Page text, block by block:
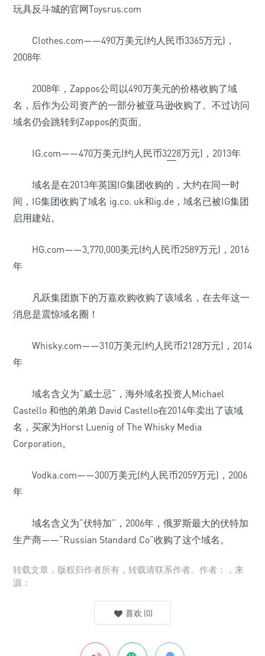
玩具反斗城的官网Toysrus.com
Clothes.com——490万美元(约人民币3365万元)，
2008年
2008年，Zappos公司以490万美元的价格收购了域
名，后作为公司资产的一部分被亚马逊收购了。不过访问
域名仍会跳转到Zappos的页面。
IG.com——470万美元(约人民币3228万元)，2013年
域名是在2013年英国IG集团收购的，大约在同一时
间，IG集团收购了域名 ig.co. uk和ig.de，域名已被IG集团
启用建站。
HG.com——3,770,000美元(约人民币2589万元)，2016
年
凡跃集团旗下的万嘉欢购收购了该域名，在去年这一
消息是震惊域名圈！
Whisky.com——310万美元(约人民币2128万元)，2014
年
域名含义为“威士忌”，海外域名投资人Michael
Castello 和他的弟弟 David Castello在2014年卖出了该域
名，买家为Horst Luenig of The Whisky Media
Corporation。
Vodka.com——300万美元(约人民币2059万元)，2006
年
域名含义为“伏特加”，2006年，俄罗斯最大的伏特加
生产商——“Russian Standard Co”收购了这个域名。
转载文章，版权归作者所有，转载请联系作者。作者：，来
源：
喜欢 (0)